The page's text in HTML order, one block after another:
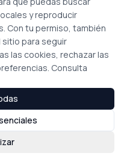
y reproducir
Con tu permiso, también
sitio para seguir
las cookies, rechazar las
Consulta